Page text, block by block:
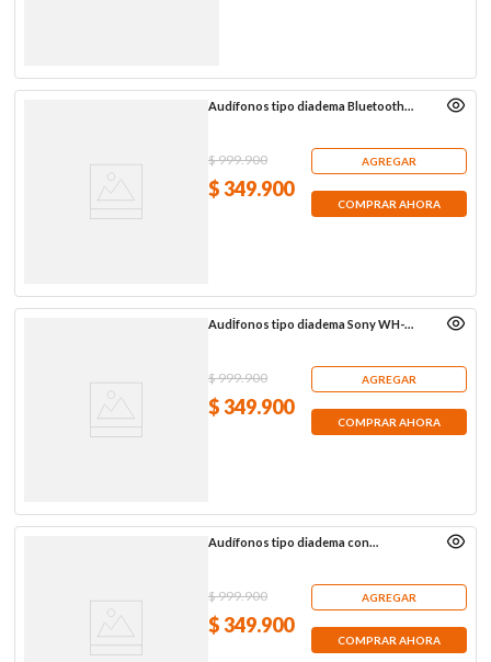
Audífonos tipo diadema Bluetooth
$999.900
$349.900
AGREGAR
COMPRAR AHORA
AudÍfonos tipo diadema Sony WH-
$999.900
$349.900
AGREGAR
COMPRAR AHORA
Audífonos tipo diadema con
$999.900
$349.900
AGREGAR
COMPRAR AHORA